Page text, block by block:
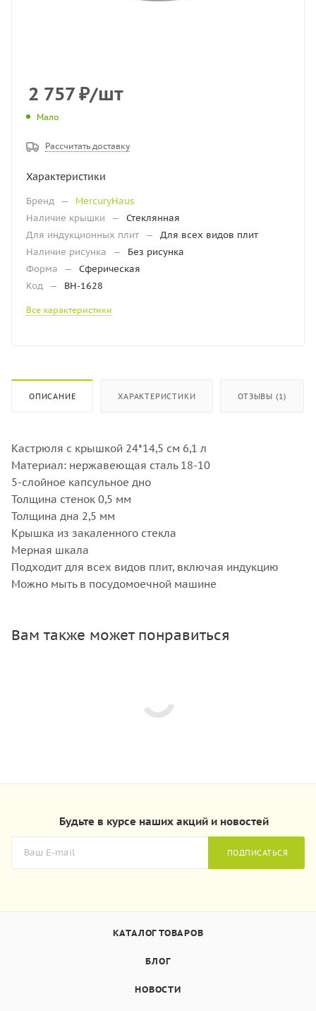
2 757₽/шт
Мало
Рассчитать доставку
Характеристики
Бренд —
MercuryHaus
Наличие крышки
—
Стеклянная
Для индукционных плит —
Для всех видов плит
Наличие рисунка
—
Без рисунка
Форма
—
Сферическая
Код — ВН-1628
Все характеристики
ОПИСАНИЕ ХАРАКТЕРИСТИКИ ОТЗЫВЫ (1)
Кастрюля с крышкой 24*14,5 см 6,1 л
Материал: нержавеющая сталь 18-10
5-слойное капсульное дно
Толщина стенок 0,5 мм
Толщина дна 2,5 мм
Крышка из закаленного стекла
Мерная шкала
Подходит для всех видов плит, включая индукцию
Можно мыть в посудомоечной машине
Вам также может понравиться
Будьте в курсе наших акций и новостей
ПОДПИСАТЬСЯ
КАТАЛОГ ТОВАРОВ
БЛОГ
НОВОСТИ